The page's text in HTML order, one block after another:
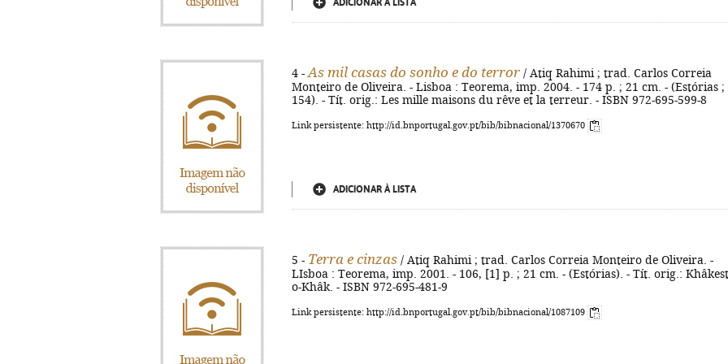
ADICIONAR À LISTA
4 - As mil casas do sonho e do terror / Atiq Rahimi ; trad. Carlos Correia
Monteiro de Oliveira. - Lisboa : Teorema, imp. 2004. - 174 p. ; 21 cm. - (Estórias ;
154). - Tít. orig.: Les mille maisons du rêve et la terreur. - ISBN 972-695-599-8
Link persistente: http://id.bnportugal.gov.pt/bib/bibnacional/1370670
ADICIONAR À LISTA
5 - Terra e cinzas / Atiq Rahimi ; trad. Carlos Correia Monteiro de Oliveira. -
LIsboa : Teorema, imp. 2001. - 106, [1] p. ; 21 cm. - (Estórias). - Tít. orig.:
o-Khâk. - ISBN 972-695-481-9
Link persistente: http://id.bnportugal.gov.pt/bib/bibnacional/1087109